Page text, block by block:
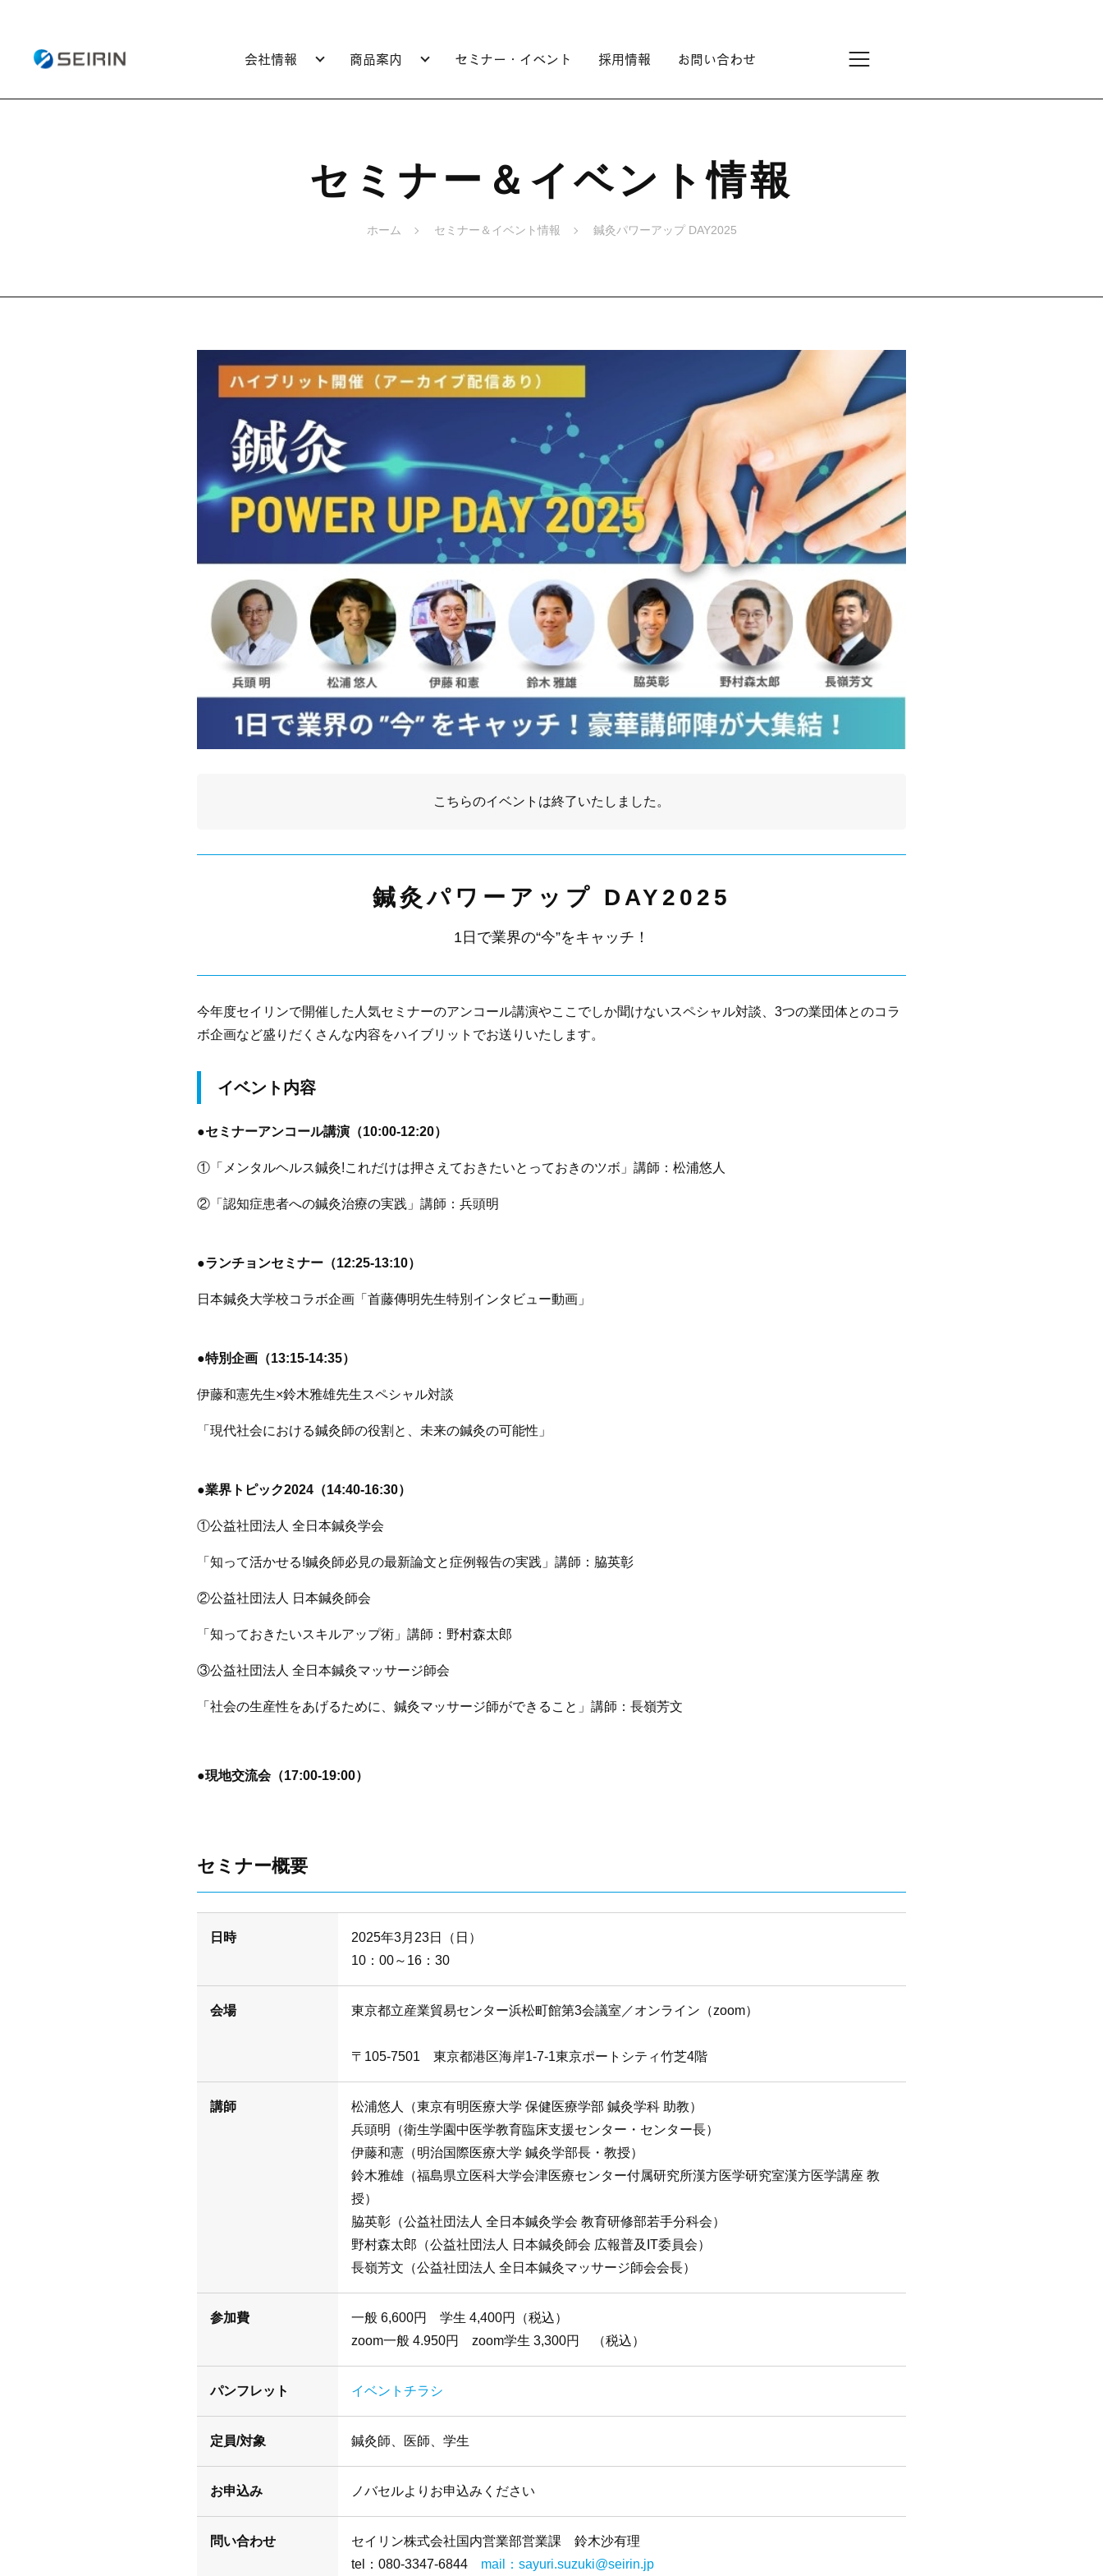
会社情報 商品案内 セミナー・イベント 採用情報 お問い合わせ
セミナー＆イベント情報
ホーム セミナー＆イベント情報 鍼灸パワーアップ DAY2025
こちらのイベント は終了いたしました。
鍼灸パワーアップ DAY2025
1日で業界の“今”をキャッチ！
今年度セイリンで開催した人気セミナーのアンコール講演やここでしか聞けないスペシャル対談、3つの業団体とのコラ
ボ企画など盛りだくさんな内容をハイブリットでお送りいたします。
イベント内容
●セミナーアンコール講演（10:00-12:20）
①「メンタルヘルス鍼灸!これだけは押さえておきたいとっておきのツボ」講師：松浦悠人
②「認知症患者への鍼灸治療の実践」講師：兵頭明
●ランチョンセミナー（12:25-13:10）
日本鍼灸大学校コラボ企画「首藤傳明先生特別インタビュー動画」
●特別企画（13:15-14:35）
伊藤和憲先生×鈴木雅雄先生スペシャル対談
「現代社会における鍼灸師の役割と、未来の鍼灸の可能性」
●業界トピック2024（14:40-16:30）
①公益社団法人 全日本鍼灸学会
「知って活かせる!鍼灸師必見の最新論文と症例報告の実践」講師：脇英彰
②公益社団法人 日本鍼灸師会
「知っておきたいスキルアップ術」講師：野村森太郎
③公益社団法人 全日本鍼灸マッサージ師会
「社会の生産性をあげるために、鍼灸マッサージ師ができること」講師：長嶺芳文
●現地交流会（17:00-19:00）
セミナー概要
日時
2025年3月23日（日）
10：00～16：30
会場 東京都立産業貿易センター浜松町館第3会議室／オンライン（zoom）
〒105-7501 東京都港区海岸1-7-1東京ポートシティ竹芝4階
講師
松浦悠人（東京有明医療大学 保健医療学部 鍼灸学科 助教）
兵頭明（衛生学園中医学教育臨床支援センター・センター長）
伊藤和憲（明治国際医療大学 鍼灸学部長・教授）
鈴木雅雄（福島県立医科大学会津医療センター付属研究所漢方医学研究室漢方医学講座 教
授）
脇英彰（公益社団法人 全日本鍼灸学会 教育研修部若手分科会）
野村森太郎（公益社団法人 日本鍼灸師会 広報普及IT委員会）
長嶺芳文（公益社団法人 全日本鍼灸マッサージ師会会長）
参加費
一般 6,600円 学生 4,400円（税込）
zoom一般 4.950円 zoom学生 3,300円 （税込）
パンフレット イベントチラシ
定員/対象 鍼灸師、医師、学生
お申込み ノバセルよりお申込みください
問い合わせ
セイリン株式会社国内営業部営業課 鈴木沙有理
tel：080-3347-6844 mail：sayuri.suzuki@seirin.jp